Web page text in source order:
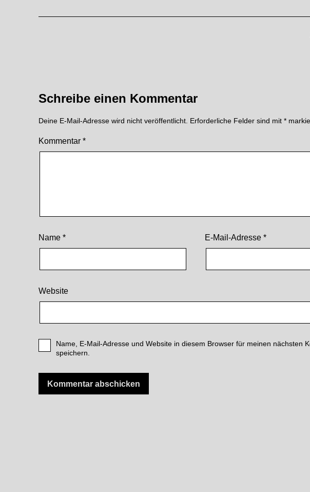
Schreibe einen Kommentar
Deine E-Mail-Adresse wird nicht veröffentlicht. Erforderliche Felder sind mit *
Kommentar *
Name * E-Mail-Adresse *
Website
Name, E-Mail-Adresse und Website in diesem Browser für meinen nächsten
speichern.